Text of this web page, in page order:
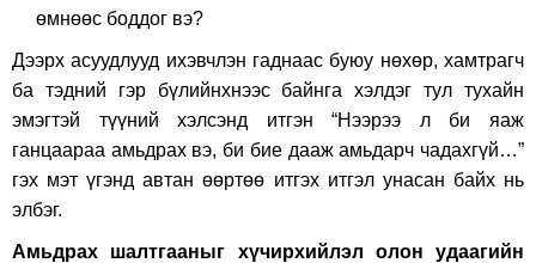
өмнөөс боддог вэ?
Дээрх асуудлууд ихэвчлэн гаднаас буюу нөхөр, хамтрагч
ба тэдний гэр бүлийнхнээс байнга хэлдэг тул тухайн
эмэгтэй түүний хэлсэнд итгэн “Нээрээ л би яаж
ганцаараа амьдрах вэ, би бие дааж амьдарч чадахгүй…”
гэх мэт үгэнд автан өөртөө итгэх итгэл унасан байх нь
элбэг.
Амьдрах шалтгааныг хүчирхийлэл олон удаагийн